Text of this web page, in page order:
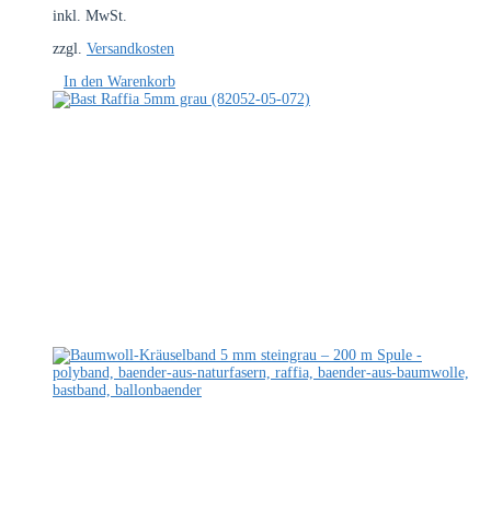
inkl. MwSt.
zzgl. Versandkosten
In den Warenkorb